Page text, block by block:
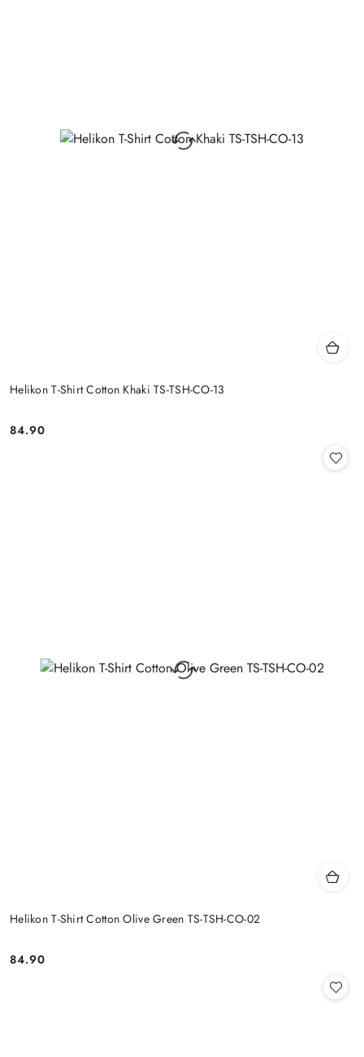
Helikon T-Shirt Cotton Khaki TS-TSH-CO-13
Cena:
84.90
Helikon T-Shirt Cotton Olive Green TS-TSH-CO-02
Cena:
84.90